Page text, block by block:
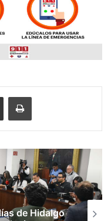
Compartir vía email Imprimir
de Hidalgo